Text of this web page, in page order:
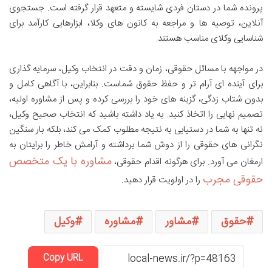
پرونده شما در دستان فردی شایسته و متعهد قرار گرفته است. جستجوی
آنلاین، توصیه ها و مراجعه به کانون های وکلا، ابزارهایی کارآمد برای
شناسایی وکلای مناسب هستند.
در مواجهه با مسائل حقوقی، زمان و دقت در انتخاب وکیل، سرمایه گذاری
برای آینده ای آرام تر و حفظ حقوق شماست. بنابراین، با آگاهی کامل و
بدون شتاب زدگی، گزینه های خود را بررسی کرده و پس از مشاوره اولیه،
تصمیم نهایی را اتخاذ کنید. به یاد داشته باشید که انتخاب صحیح وکیل،
نه تنها به شما در دستیابی به نتیجه مطلوب کمک می کند، بلکه بار سنگین
نگرانی های حقوقی را از دوش شما برداشته و آرامش خاطر را برایتان به
ارمغان می آورد. برای هرگونه اقدام حقوقی،مشاوره با یک متخصص
حقوقی مجرب را در اولویت قرار دهید.
حقوق مشاور مشاوره وکیل
Copy URL